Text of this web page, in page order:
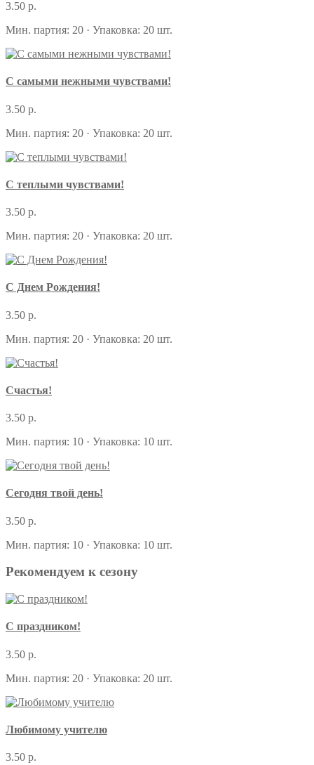
3.50 р.
Мин. партия: 20 · Упаковка: 20 шт.
С самыми нежными чувствами!
3.50 р.
Мин. партия: 20 · Упаковка: 20 шт.
С теплыми чувствами!
3.50 р.
Мин. партия: 20 · Упаковка: 20 шт.
С Днем Рождения!
3.50 р.
Мин. партия: 20 · Упаковка: 20 шт.
Счастья!
3.50 р.
Мин. партия: 10 · Упаковка: 10 шт.
Сегодня твой день!
3.50 р.
Мин. партия: 10 · Упаковка: 10 шт.
Рекомендуем к сезону
С праздником!
3.50 р.
Мин. партия: 20 · Упаковка: 20 шт.
Любимому учителю
3.50 р.